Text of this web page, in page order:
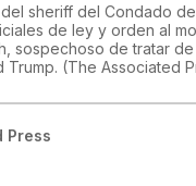
sheriff del Condado
de ley y orden al
sospechoso de tratar de
Trump. (The Associated
Press